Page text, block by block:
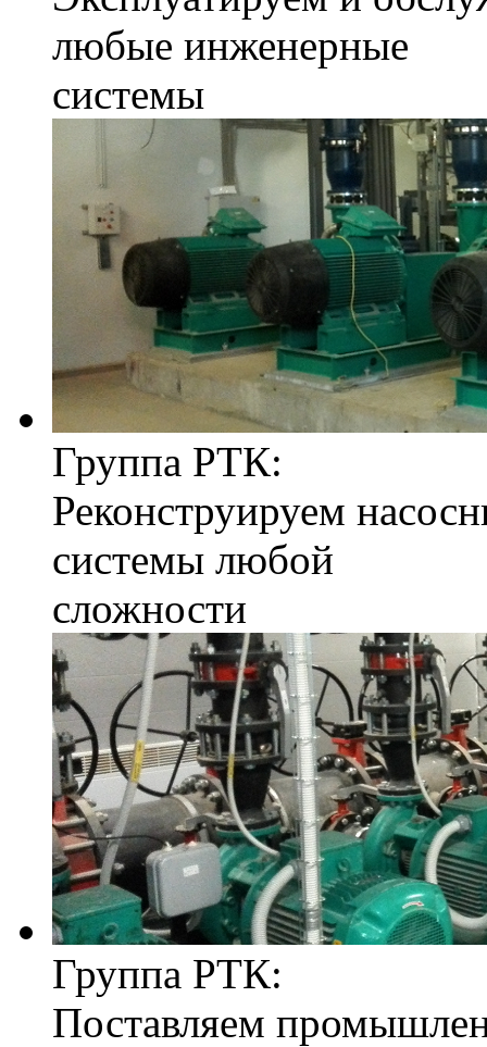
любые инженерные
системы
Группа РТК:
Реконструируем
системы любой
сложности
Группа РТК:
Поставляем